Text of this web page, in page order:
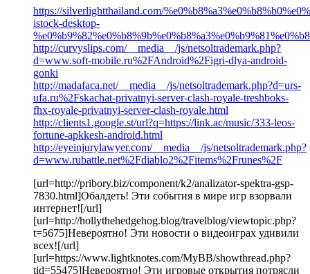
https://silverlightthailand.com/
istock-desktop-
http://curvyslips.com/__media__/js/netsoltrademark.php?
d=www.soft-mobile.ru%2FAndroid%2Figri-dlya-android-
gonki
http://madafaca.net/__media__/js/netsoltrademark.php?d=urs-
ufa.ru%2Fskachat-privatnyi-server-clash-royale-treshboks-
fhx-royale-privatnyi-server-clash-royale.html
http://clients1.google.st/url?q=https://link.ac/music/333-leos-
fortune-apkkesh-android.html
http://eyeinjurylawyer.com/__media__/js/netsoltrademark.php?
d=www.rubattle.net%2Fdiablo2%2Fitems%2Frunes%2F
[url=http://pribory.biz/component/k2/analizator-spektra-gsp-
7830.html]Обалдеть! Эти события в мире игр взорвали
интернет![/url]
[url=http://hollythehedgehog.blog/travelblog/viewtopic.php?
t=5675]Невероятно! Эти новости о видеоиграх удивили
всех![/url]
[url=https://www.lightknotes.com/MyBB/showthread.php?
tid=55475]Невероятно! Эти игровые открытия потрясли